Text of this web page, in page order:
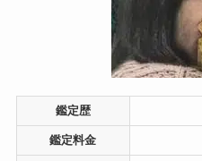
鑑定歴
鑑定料金